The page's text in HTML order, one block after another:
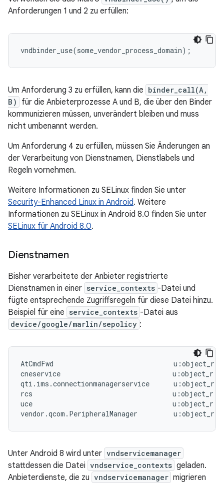
Anforderungen 1 und 2 zu erfüllen:
vndbinder_use(some_vendor_process_domain);
Um Anforderung 3 zu erfüllen, kann die binder_call(A,
B)
für die Anbieterprozesse A und B, die über den Binder
kommunizieren müssen, unverändert bleiben und muss
nicht umbenannt werden.
Um Anforderung 4 zu erfüllen, müssen Sie Änderungen an
der Verarbeitung von Dienstnamen, Dienstlabels und
Regeln vornehmen.
Weitere Informationen zu SELinux finden Sie unter
Security-Enhanced Linux in Android. Weitere
Informationen zu SELinux in Android 8.0 finden Sie unter
SELinux für Android 8.0.
Dienstnamen
Bisher verarbeitete der Anbieter registrierte
Dienstnamen in einer service_contexts -Datei und
fügte entsprechende Zugriffsregeln für diese Datei hinzu.
Beispiel für eine service_contexts -Datei aus
device/google/marlin/sepolicy :
AtCmdFwd
cneservice
qti.ims.connectionmanagerservice
rcs
uce
Unter Android 8 wird unter vndservicemanager
stattdessen die Datei vndservice_contexts geladen.
Anbieterdienste, die zu vndservicemanager migrieren